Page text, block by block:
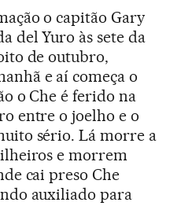
o capitão Gary
del Yuro às sete da
de outubro,
e aí começa o
o Che é ferido na
entre o joelho e o
sério. Lá morre a
e morrem
cai preso Che
auxiliado para